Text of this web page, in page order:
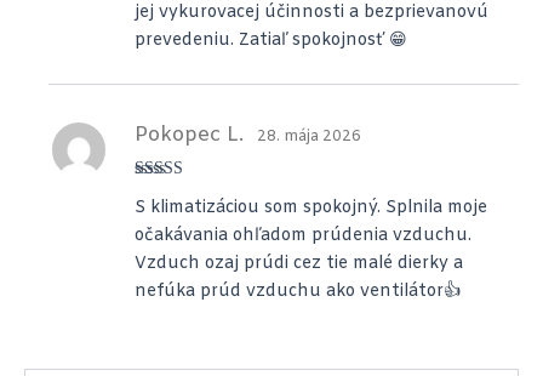
jej vykurovacej účinnosti a bezprievanovú
prevedeniu. Zatiaľ spokojnosť 😁
5z 5
Pokopec L. 28. mája 2026
S klimatizáciou som spokojný. Splnila moje
očakávania ohľadom prúdenia vzduchu.
Vzduch ozaj prúdi cez tie malé dierky a
nefúka prúd vzduchu ako ventilátor👍